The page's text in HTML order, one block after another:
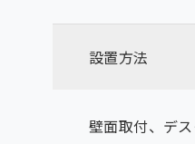
設置方法
壁面取付、デ